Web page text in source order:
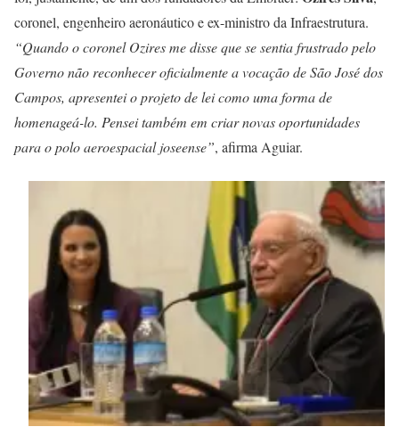
coronel, engenheiro aeronáutico e ex-ministro da Infraestrutura.
“Quando o coronel Ozires me disse que se sentia frustrado pelo
Governo não reconhecer oficialmente a vocação de São José dos
Campos, apresentei o projeto de lei como uma forma de
homenageá-lo. Pensei também em criar novas oportunidades
para o polo aeroespacial joseense”, afirma Aguiar.